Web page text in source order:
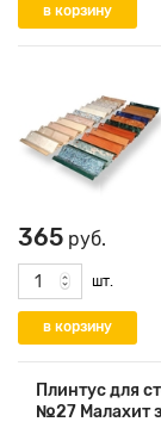
365 руб.
шт.
Плинтус для
№27 Малахит